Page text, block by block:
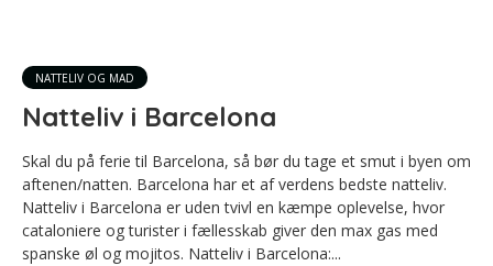
NATTELIV OG MAD
Natteliv i Barcelona
Skal du på ferie til Barcelona, så bør du tage et smut i byen om
aftenen/natten. Barcelona har et af verdens bedste natteliv.
Natteliv i Barcelona er uden tvivl en kæmpe oplevelse, hvor
cataloniere og turister i fællesskab giver den max gas med
spanske øl og mojitos. Natteliv i Barcelona:...